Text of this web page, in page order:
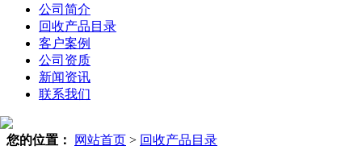
公司简介
回收产品目录
客户案例
公司资质
新闻资讯
联系我们
您的位置： 网站首页 > 回收产品目录